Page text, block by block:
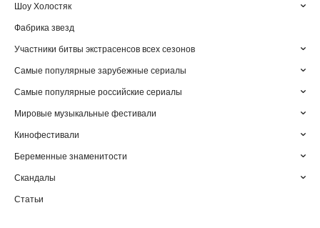
Шоу Холостяк
Фабрика звезд
Участники битвы экстрасенсов всех сезонов
Самые популярные зарубежные сериалы
Самые популярные российские сериалы
Мировые музыкальные фестивали
Кинофестивали
Беременные знаменитости
Скандалы
Статьи